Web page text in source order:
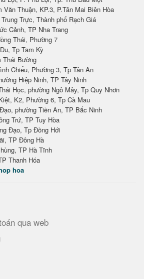
Văn Thuận, KP.3, P.Tân Mai Biên Hòa
Trực, Thành phố Rạch Giá
Cảnh, TP Nha Trang
Thái, Phường 7
Tp Tam Kỳ
Thái Bường
Chiểu, Phường 3, Tp Tân An
Hiệp Ninh, TP Tây Ninh
Học, phường Ngô Mây, Tp Quy Nhơn
K2, Phường 6, Tp Cà Mau
phường Tiền An, TP Bắc Ninh
Trứ, TP Tuy Hòa
Đạo, Tp Đồng Hới
TP Đông Hà
TP Hà Tĩnh
Thanh Hóa
hoa
qua web